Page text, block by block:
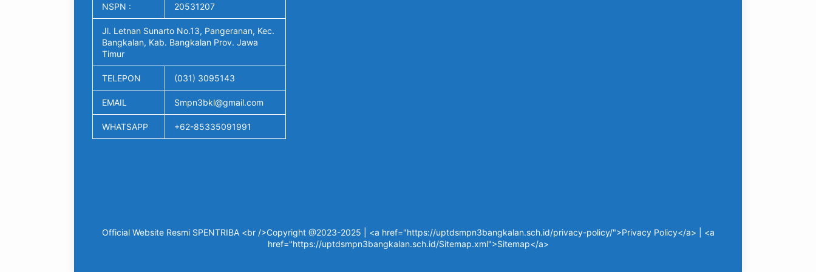
NSPN : 20531207
Jl. Letnan Sunarto No.13, Pangeranan, Kec.
Bangkalan, Kab. Bangkalan Prov. Jawa
Timur
TELEPON (031) 3095143
EMAIL Smpn3bkl@gmail.com
WHATSAPP +62-85335091991
Official Website Resmi SPENTRIBA <br />Copyright @2023-2025 | <a href="https://uptdsmpn3bangkalan.sch.id/privacy-policy/">Privacy Policy</a> | <a
href="https://uptdsmpn3bangkalan.sch.id/Sitemap.xml">Sitemap</a>